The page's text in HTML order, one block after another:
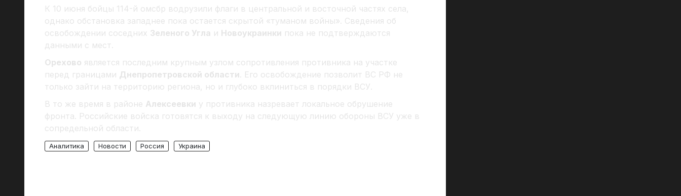
К 10 июня бойцы 114-й омсбр водрузили флаги в центральной и восточной частях села,
однако обстановка западнее пока остается скрытой «туманом войны». Сведения об
освобождении соседних Зеленого Угла и Новоукраинки пока не подтверждаются
данными с мест.
Орехово является последним крупным узлом сопротивления противника на участке
перед границами Днепропетровской области. Его освобождение позволит ВС РФ не
только зайти на территорию региона, но и глубоко вклиниться в порядки ВСУ.
В то же время в районе Алексеевки у противника назревает локальное обрушение
фронта. Российские войска готовятся к выходу на следующую линию обороны ВСУ уже в
сопредельной области.
Аналитика Новости Россия Украина